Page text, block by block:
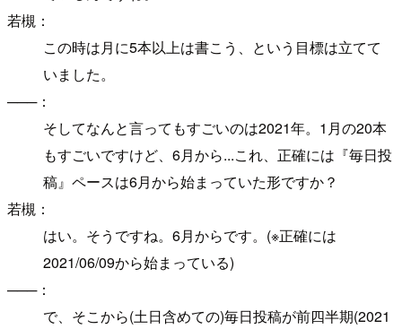
若槻：
この時は月に5本以上は書こう、という目標は立てて
いました。
───：
そしてなんと言ってもすごいのは2021年。1月の20本
もすごいですけど、6月から...これ、正確には『毎日投
稿』ペースは6月から始まっていた形ですか？
若槻：
はい。そうですね。6月からです。(※正確には
2021/06/09から始まっている)
───：
で、そこから(土日含めての)毎日投稿が前四半期(2021